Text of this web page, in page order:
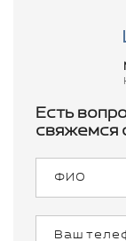
Есть
свяжемся